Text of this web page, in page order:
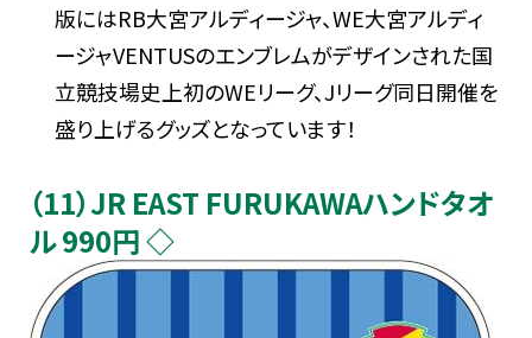
版にはRB大宮アルディージャ、WE大宮アルディ
ージャVENTUSのエンブレムがデザインされた国
立競技場史上初のWEリーグ、Jリーグ同日開催を
盛り上げるグッズとなっています！
（11）JR EAST FURUKAWAハンドタオ
ル 990円 ◇